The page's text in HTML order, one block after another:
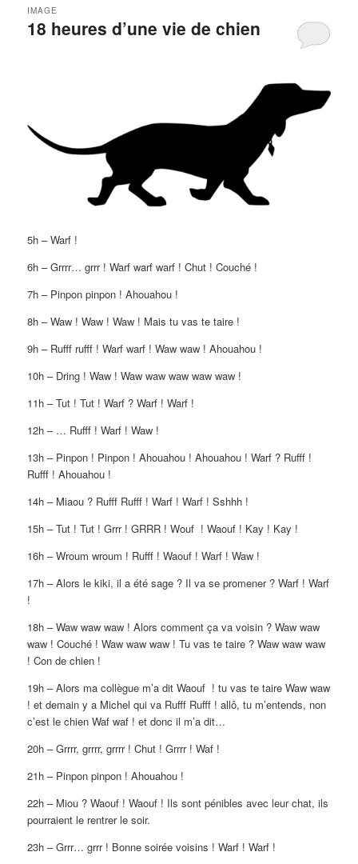
18 heures d’une vie de chien
IMAGE
5h – Warf !
6h – Grrrr… grrr ! Warf warf warf ! Chut ! Couché !
7h – Pinpon pinpon ! Ahouahou !
8h – Waw ! Waw ! Waw ! Mais tu vas te taire !
9h – Rufff rufff ! Warf warf ! Waw waw ! Ahouahou !
10h – Dring ! Waw ! Waw waw waw waw waw !
11h – Tut ! Tut ! Warf ? Warf ! Warf !
12h – … Rufff ! Warf ! Waw !
13h – Pinpon ! Pinpon ! Ahouahou ! Ahouahou ! Warf ? Rufff !
Rufff ! Ahouahou !
14h – Miaou ? Rufff Rufff ! Warf ! Warf ! Sshhh !
15h – Tut ! Tut ! Grrr ! GRRR ! Wouf ! Waouf ! Kay ! Kay !
16h – Wroum wroum ! Rufff ! Waouf ! Warf ! Waw !
17h – Alors le kiki, il a été sage ? Il va se promener ? Warf ! Warf
!
18h – Waw waw waw ! Alors comment ça va voisin ? Waw waw
waw ! Couché ! Waw waw waw ! Tu vas te taire ? Waw waw waw
! Con de chien !
19h – Alors ma collègue m’a dit Waouf ! tu vas te taire Waw waw
! et demain y a Michel qui va Rufff Rufff ! allô, tu m’entends, non
c’est le chien Waf waf ! et donc il m’a dit…
20h – Grrrr, grrrr, grrrr ! Chut ! Grrrr ! Waf !
21h – Pinpon pinpon ! Ahouahou !
22h – Miou ? Waouf ! Waouf ! Ils sont pénibles avec leur chat, ils
pourraient le rentrer le soir.
23h – Grrr… grrr ! Bonne soirée voisins ! Warf ! Warf !